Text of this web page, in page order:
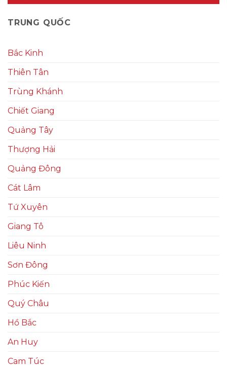
TRUNG QUỐC
Bắc Kinh
Thiên Tân
Trùng Khánh
Chiết Giang
Quảng Tây
Thượng Hải
Quảng Đông
Cát Lâm
Tứ Xuyên
Giang Tô
Liêu Ninh
Sơn Đông
Phúc Kiến
Quý Châu
Hồ Bắc
An Huy
Cam Túc